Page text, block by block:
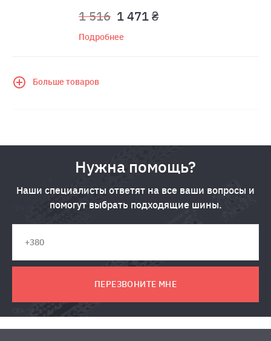
1 516 1 471 ₴
Подробнее
Больше товаров
Нужна помощь?
Наши специалисты ответят на все ваши вопросы и
помогут выбрать подходящие шины.
ПЕРЕЗВОНИТЕ МНЕ